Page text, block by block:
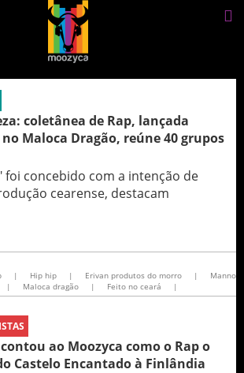
coletânea de Rap, lançada
Maloca Dragão, reúne 40 grupos
foi concebido com a intenção de
cearense, destacam
| Hip hip | Erivan produtos do morro |
Manno
| Maloca dragão | Feito no ceará |
ao Moozyca como o Rap o
Castelo Encantado à Finlândia